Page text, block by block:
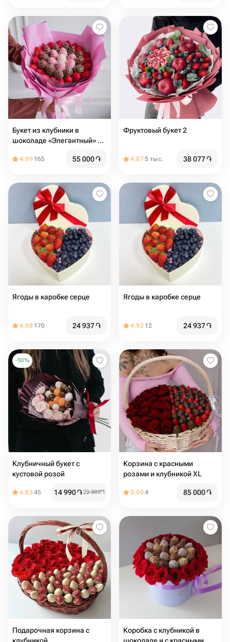
Букет из клубники в
шоколаде «Элегантный» в
4.99 165 55 000֏
Фруктовый букет 2
4.875 тыс. 38 077֏
Ягоды в каробке серце
4.98 170 24 937֏
Ягоды в каробке серце
4.92 12 24 937֏
-50%
Клубничный букет с
кустовой розой
4.8345 14 990֏29 980֏
Корзина с красными
розами и клубникой XL
5.004 85 000֏
Подарочная корзина с
Коробка с клубникой в